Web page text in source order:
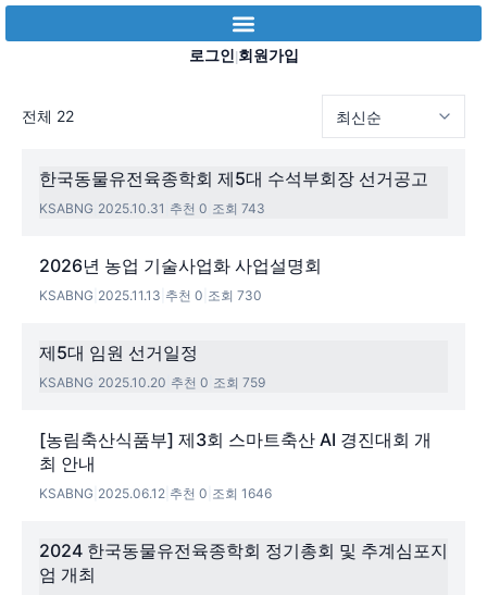
로그인 |회원가입
전체 22
한국동물유전육종학회 제5대 수석부회장 선거공고
KSABNG 2025.10.31 추천 0 조회 743
2026년 농업 기술사업화 사업설명회
KSABNG 2025.11.13 추천 0 조회 730
제5대 임원 선거일정
KSABNG 2025.10.20 추천 0 조회 759
[농림축산식품부] 제3회 스마트축산 AI 경진대회 개
최 안내
KSABNG 2025.06.12 추천 0 조회 1646
2024 한국동물유전육종학회 정기총회 및 추계심포지
엄 개최